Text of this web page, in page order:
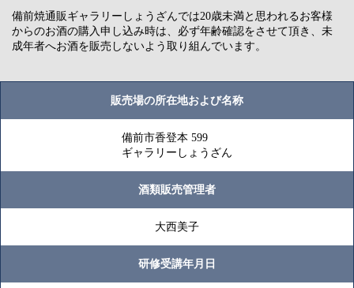
備前焼通販ギャラリーしょうざんでは20歳未満と思われるお客様
からのお酒の購入申し込み時は、必ず年齢確認をさせて頂き、未
成年者へお酒を販売しないよう取り組んでいます。
販売場の所在地および名称
備前市香登本 599
ギャラリーしょうざん
酒類販売管理者
大西美子
研修受講年月日